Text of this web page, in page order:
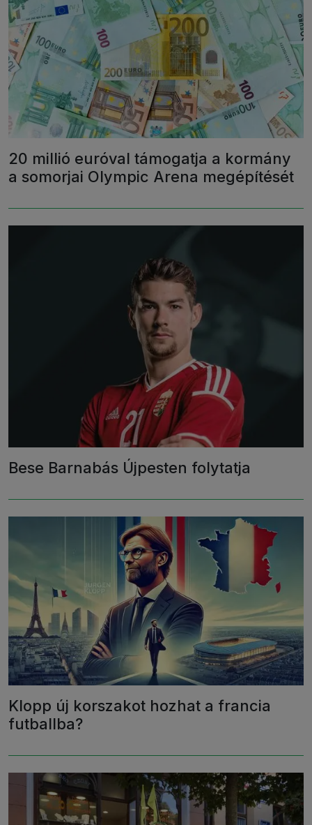
20 millió euróval támogatja a kormány
a somorjai Olympic Arena megépítését
Bese Barnabás Újpesten folytatja
Klopp új korszakot hozhat a francia
futballba?